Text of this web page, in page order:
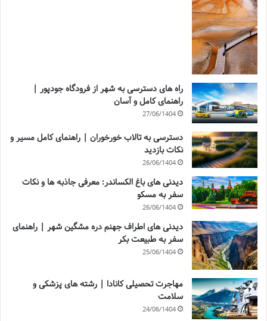
راه های دسترسی به شهر از فرودگاه جودپور |
راهنمای کامل و آسان
27/06/1404
دسترسی به تالاب خورخوران | راهنمای کامل مسیر و
نکات بازدید
26/06/1404
دیدنی های باغ الکساندر: معرفی جاذبه ها و نکات
سفر به مسکو
26/06/1404
دیدنی های اطراف جهنم دره مشگین شهر | راهنمای
سفر به طبیعت بکر
25/06/1404
مهاجرت تحصیلی کانادا | رشته های پزشکی و
سلامت
24/06/1404